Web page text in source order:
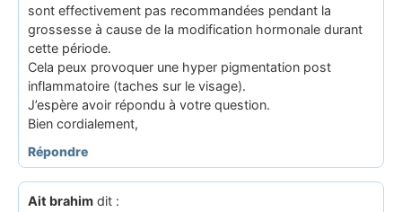
sont effectivement pas recommandées pendant la
grossesse à cause de la modification hormonale durant
cette période.
Cela peux provoquer une hyper pigmentation post
inflammatoire (taches sur le visage).
J’espère avoir répondu à votre question.
Bien cordialement,
Répondre
Ait brahim dit :